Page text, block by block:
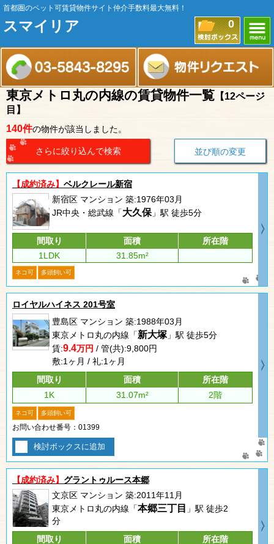
首都圏のペット可賃貸物件サイト仲介手数料最大無料！
スマイリア 0
東京メトロ丸の内線の賃貸物件一覧 【12ページ
目】
140件の物件が該当しました。
さらに絞り込んで検索 並び順の変更
【成約済み】 ベルクレール新宿
新宿区 マンション 築:1976年03月
JR中央・総武線「大久保 」駅 徒歩5分
間取り 面積
所在階
1LDK
31.85m²
ネコ可 多頭飼い可
ロイヤルハイネス 201号室
豊島区 マンション 築:1988年03月
東京メトロ丸の内線「新大塚」駅 徒歩5分
賃:9.4万円 / 管(共):9,800円
敷:1ヶ月 / 礼:1ヶ月
間取り
面積
所在階
1K
31.07m² 2階
ネコ可 多頭飼い可
お問い合わせ番号：01399
検討ボックスに追加
【成約済み】 グラントゥルース本郷
文京区 マンション 築:2011年11月
東京メトロ丸の内線「本郷三丁目 」駅 徒歩2
分
間取り
面積
所在階